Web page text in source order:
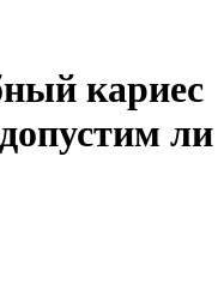
кариес
ли